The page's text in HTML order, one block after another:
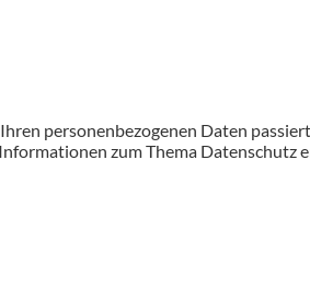
personenbezogenen Daten
zum Thema Datenschutz